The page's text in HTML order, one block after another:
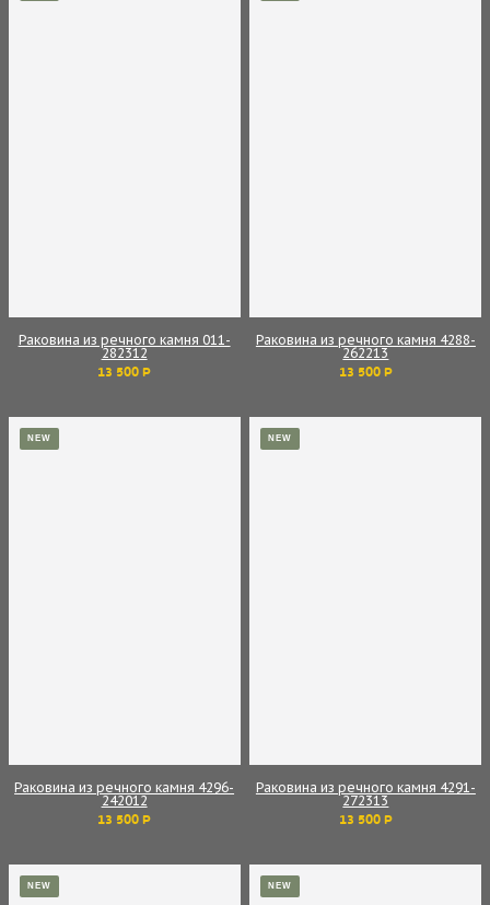
Раковина из речного камня 011-
282312
13 500 Р
Раковина из речного камня 4288-
262213
13 500 Р
NEW
Раковина из речного камня 4296-
242012
13 500 Р
NEW
Раковина из речного камня 4291-
272313
13 500 Р
NEW NEW